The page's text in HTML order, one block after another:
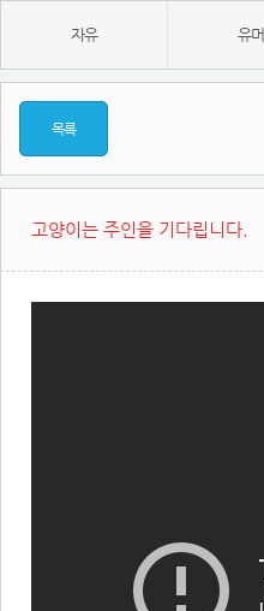
자유 유머
목록
고양이는 주인을 기다립니다.